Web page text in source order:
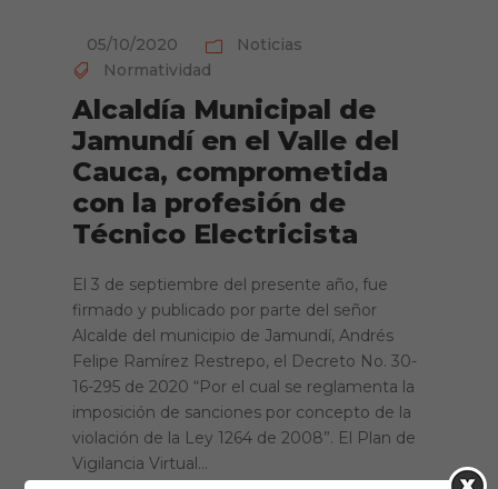
05/10/2020
Noticias
Normatividad
Alcaldía Municipal de
Jamundí en el Valle del
Cauca, comprometida
con la profesión de
Técnico Electricista
El 3 de septiembre del presente año, fue
firmado y publicado por parte del señor
Alcalde del municipio de Jamundí, Andrés
Felipe Ramírez Restrepo, el Decreto No. 30-
16-295 de 2020 “Por el cual se reglamenta la
imposición de sanciones por concepto de la
violación de la Ley 1264 de 2008”. El Plan de
Vigilancia Virtual...